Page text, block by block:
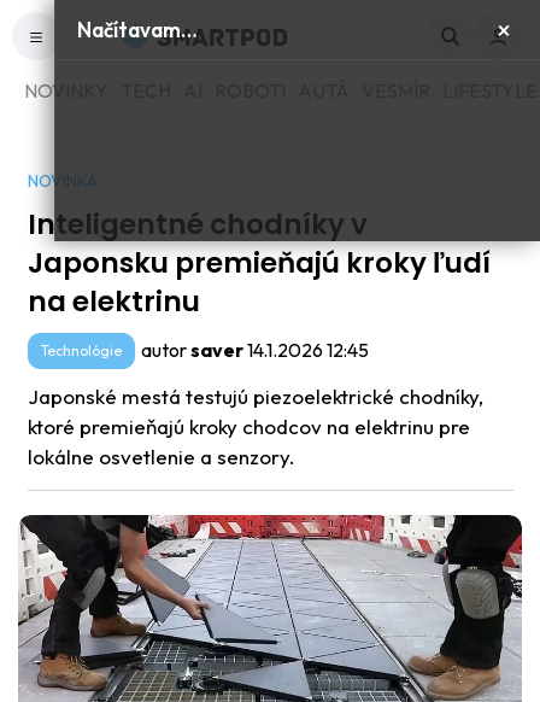
Načítavam… ×
NOVINKY
NOVINKA
Inteligentné chodníky v
Japonsku premieňajú kroky ľudí
na elektrinu
Technológie autorsaver14.1.2026 12:45
Japonské mestá testujú piezoelektrické chodníky,
ktoré premieňajú kroky chodcov na elektrinu pre
lokálne osvetlenie a senzory.